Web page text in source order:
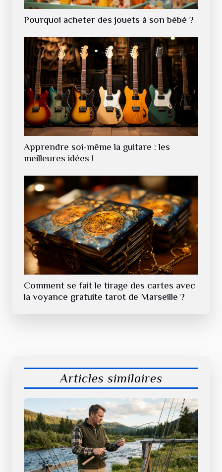
Pourquoi acheter des jouets à son bébé ?
Apprendre soi-même la guitare : les
meilleures idées !
Comment se fait le tirage des cartes avec
la voyance gratuite tarot de Marseille ?
Articles similaires